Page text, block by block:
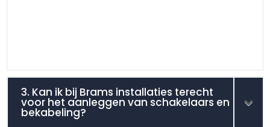
3. Kan ik bij Brams installaties terecht
voor het aanleggen van schakelaars en
bekabeling?